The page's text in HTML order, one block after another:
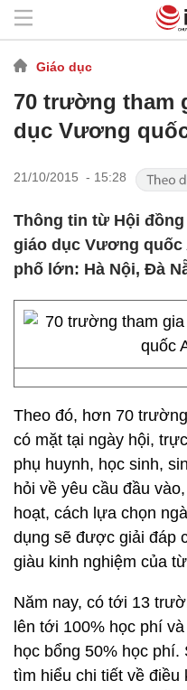
Giáo dục
70 trường tham
dục Vương
21/10/2015 - 15:28
Thông tin từ Hội
giáo dục Vương quốc
phố lớn: Hà Nội, Đà
Theo đó, hơn 70
có mặt tại ngày hội,
phụ huynh, học sinh,
hỏi về yêu cầu đầu
hoạt, cách lựa chọn
dụng sẽ được giải đáp
giàu kinh nghiệm của
Năm nay, có tới 13
lên tới 100% học phí
học bổng 50% học
tìm hiểu chi tiết về